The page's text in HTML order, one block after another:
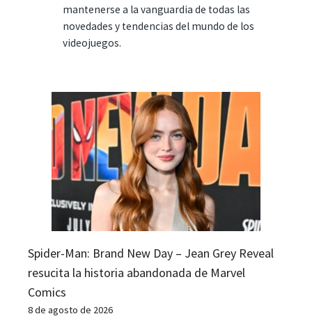
mantenerse a la vanguardia de todas las
novedades y tendencias del mundo de los
videojuegos.
Spider-Man: Brand New Day – Jean Grey Reveal
resucita la historia abandonada de Marvel
Comics
8 de agosto de 2026